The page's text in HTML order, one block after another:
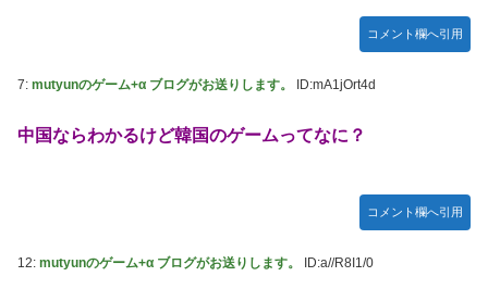
コメント欄へ引用
7: mutyunのゲーム+α ブログがお送りします。 ID:mA1jOrt4d
中国ならわかるけど韓国のゲームってなに？
コメント欄へ引用
12: mutyunのゲーム+α ブログがお送りします。 ID:a//R8I1/0